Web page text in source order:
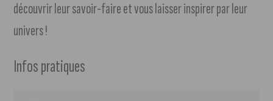
découvrir leur savoir-faire et vous laisser inspirer par leur
univers !
Infos pratiques